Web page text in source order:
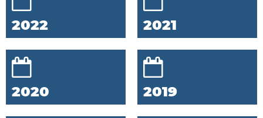
2022 2021
2020 2019